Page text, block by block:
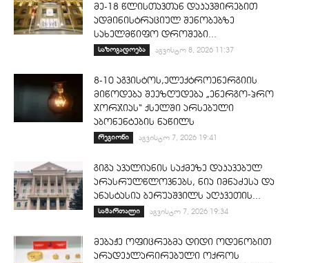
მე-18 წლისთავთან დაკავშირებით
ადმინისტრაციულ შენობებზე
სახელმწიფო დროშები...
საზოგადოება აგვისტო 8, 2026 11:37
8-10 აგვისტოს,ელექტროენერგიის
მიწოდება შეეზღუდება „ენერგო-პრო
ჯორჯიას“ ქსელში არსებული
აბონენტების ნაწილს
რეგიონი აგვისტო 7, 2026 19:41
გიგა ავალიანის საქმეზე დაკავებულ
არასრულწლოვნებს, ნია იმნაძესა და
ანასტასია ბერუაშვილს აღკვეთის...
სამართალი აგვისტო 7, 2026 19:34
მებაჟე ოფიცრებმა დიდი ოდენობით
არადეკლარირებული ოქროს